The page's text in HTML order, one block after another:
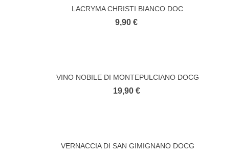
LACRYMA CHRISTI BIANCO DOC
9,90 €
VINO NOBILE DI MONTEPULCIANO DOCG
19,90 €
VERNACCIA DI SAN GIMIGNANO DOCG